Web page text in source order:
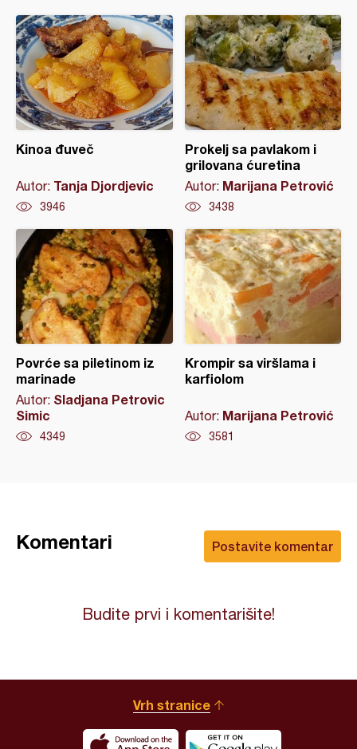
Kinoa đuveč
Autor: Tanja Djordjevic
3946
Prokelj sa pavlakom i
grilovana ćuretina
Autor: Marijana Petrović
3438
Povrće sa piletinom iz
marinade
Autor: Sladjana Petrovic
Simic
4349
Krompir sa viršlama i
karfiolom
Autor: Marijana Petrović
3581
Postavite komentar
Komentari
Budite prvi i komentarišite!
Vrh stranice